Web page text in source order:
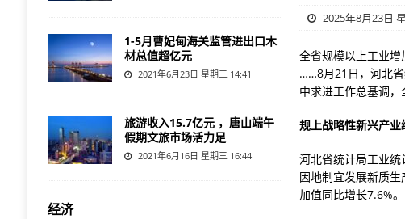
2025年8月23日
全省规模以上工业
……8月21日，河北省
中求进工作总基调，
规上战略性新兴产
河北省统计局工业统
因地制宜发展新质
加值同比增长7.6%。
1-5月曹妃甸海关监管进出口木
材总值超亿元
2021年6月23日 星期三 14:41
旅游收入15.7亿元 ，唐山端午
假期文旅市场活力足
2021年6月16日 星期三 16:44
经济